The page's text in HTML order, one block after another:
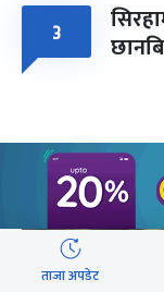
३
वेबस्टोरिज
ताजा अपडेट